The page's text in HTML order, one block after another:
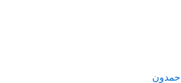
حمدون